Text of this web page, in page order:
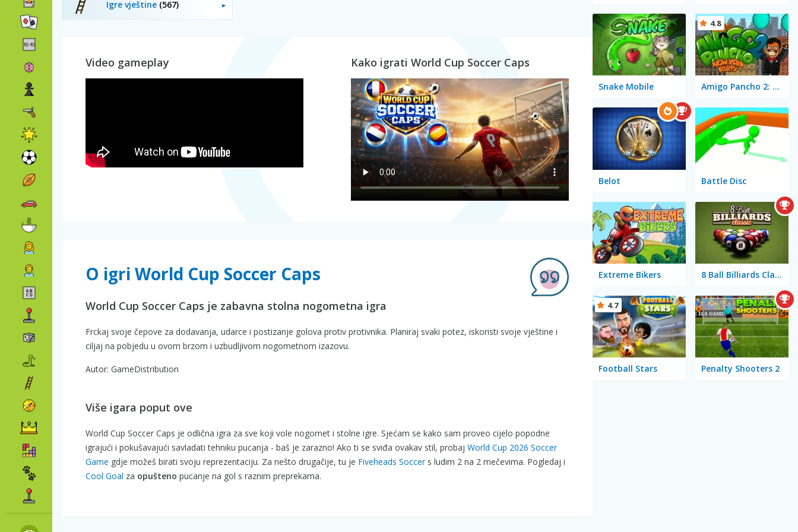
Igre vještine (567)
Video gameplay Kako igrati World Cup Soccer Caps
O igri World Cup Soccer Caps
World Cup Soccer Caps je zabavna stolna nogometna igra
Frckaj svoje čepove za dodavanja, udarce i postizanje golova protiv protivnika. Planiraj svaki potez, iskoristi svoje vještine i
ciljaj na pobjedu u ovom brzom i uzbudljivom nogometnom izazovu.
Autor: GameDistribution
Više igara poput ove
World Cup Soccer Caps je odlična igra za sve koji vole nogomet i stolne igre. Sjećam se kako sam proveo cijelo popodne
igrajući i pokušavajući savladati tehniku pucanja - baš je zarazno! Ako ti se sviđa ovakav stil, probaj World Cup 2026 Soccer
Game gdje možeš birati svoju reprezentaciju. Za nešto drugačije, tu je Fiveheads Soccers ludim 2 na 2 mečevima. Pogledaj i
Cool Goal za opušteno pucanje na gol s raznim preprekama.
Snake Mobile Amigo Pancho 2: New York Party
4.8
Belot Battle Disc
Extreme Bikers 8 Ball Billiards Classic
Football Stars
4.7
Penalty Shooters 2